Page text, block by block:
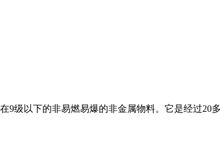
9级以下的非易燃易爆的非金属物料。它是经过20